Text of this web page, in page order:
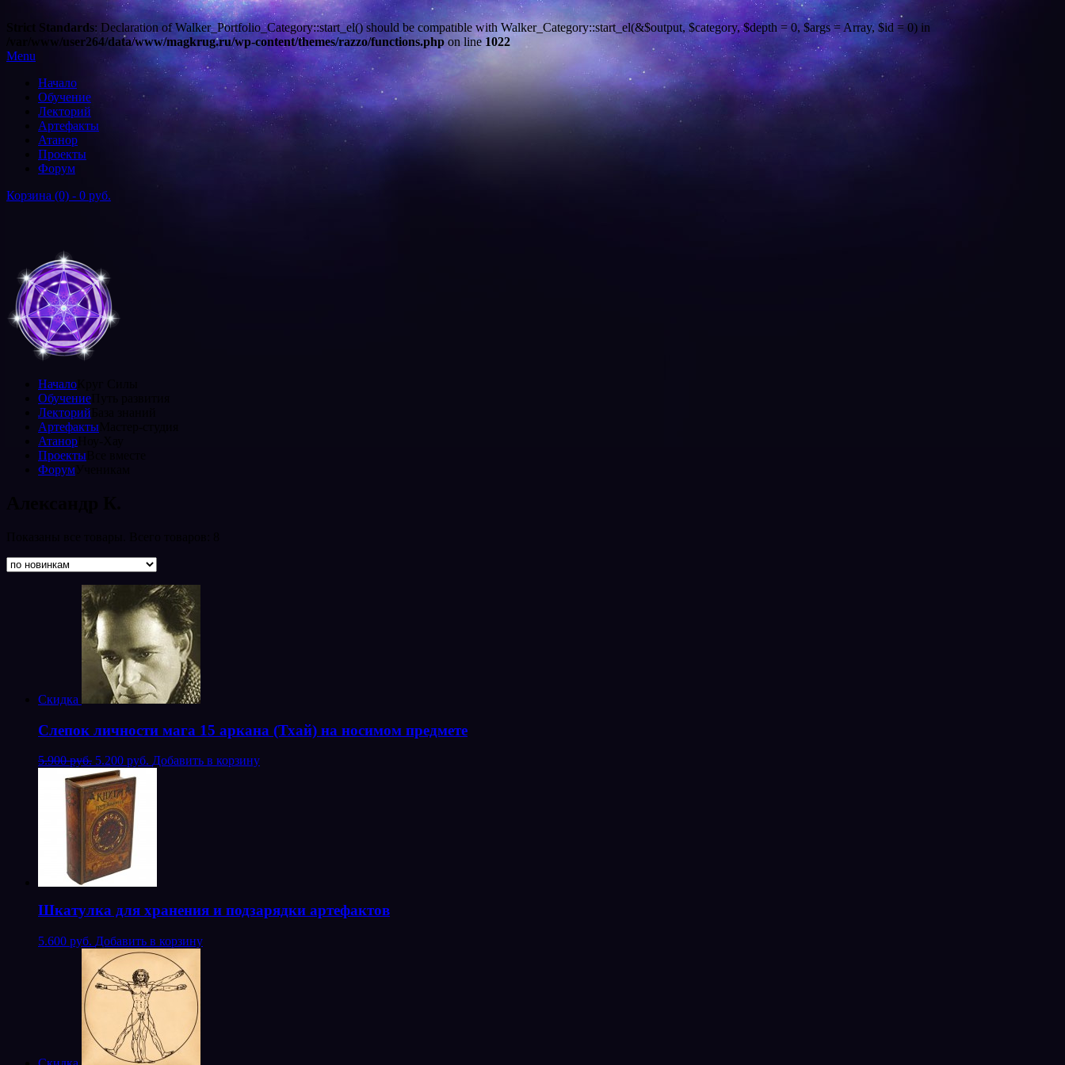
Strict Standards: Declaration of Walker_Portfolio_Category::start_el() should be compatible with Walker_Category::start_el(&$output, $category, $depth = 0, $args = Array, $id = 0) in
/var/www/user264/data/www/magkrug.ru/wp-content/themes/razzo/functions.php on line 1022
Menu
Начало
Обучение
Лекторий
Артефакты
Атанор
Проекты
Форум
Корзина (0) - 0 руб.
Начало
Обучение
Лекторий
Артефакты
Атанор
Проекты
Форум
Скидка
Слепок личности мага 15 аркана (Тхай) на носимом предмете
5.900 руб. 5.200 руб. Добавить в корзину
Шкатулка для хранения и подзарядки артефактов
5.600 руб. Добавить в корзину